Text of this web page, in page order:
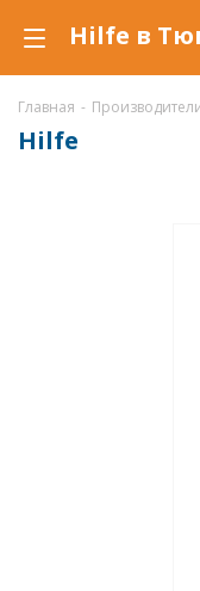
Главная -
Hilfe